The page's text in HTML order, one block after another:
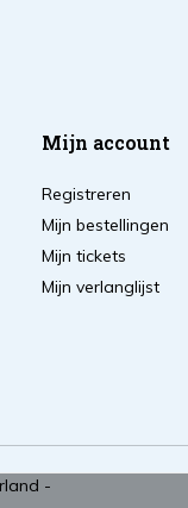
Mijn account
Registreren
Mijn bestellingen
Mijn tickets
Mijn verlanglijst
-